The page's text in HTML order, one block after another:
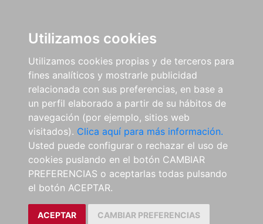
Utilizamos cookies
Utilizamos cookies propias y de terceros para
fines analíticos y mostrarle publicidad
relacionada con sus preferencias, en base a
un perfil elaborado a partir de su hábitos de
navegación (por ejemplo, sitios web
visitados). Clica aquí para más información.
Usted puede configurar o rechazar el uso de
cookies puslando en el botón CAMBIAR
PREFERENCIAS o aceptarlas todas pulsando
el botón ACEPTAR.
ACEPTAR CAMBIAR PREFERENCIAS